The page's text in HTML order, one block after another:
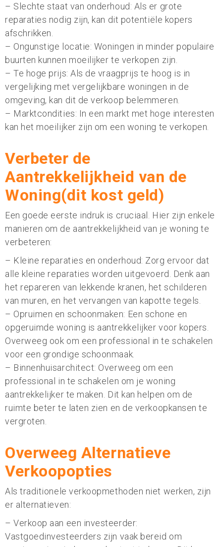
– Slechte staat van onderhoud: Als er grote
reparaties nodig zijn, kan dit potentiële kopers
afschrikken.
– Ongunstige locatie: Woningen in minder populaire
buurten kunnen moeilijker te verkopen zijn.
– Te hoge prijs: Als de vraagprijs te hoog is in
vergelijking met vergelijkbare woningen in de
omgeving, kan dit de verkoop belemmeren.
– Marktcondities: In een markt met hoge interesten
kan het moeilijker zijn om een woning te verkopen.
Verbeter de
Aantrekkelijkheid van de
Woning(dit kost geld)
Een goede eerste indruk is cruciaal. Hier zijn enkele
manieren om de aantrekkelijkheid van je woning te
verbeteren:
– Kleine reparaties en onderhoud: Zorg ervoor dat
alle kleine reparaties worden uitgevoerd. Denk aan
het repareren van lekkende kranen, het schilderen
van muren, en het vervangen van kapotte tegels.
– Opruimen en schoonmaken: Een schone en
opgeruimde woning is aantrekkelijker voor kopers.
Overweeg ook om een professional in te schakelen
voor een grondige schoonmaak.
– Binnenhuisarchitect: Overweeg om een
professional in te schakelen om je woning
aantrekkelijker te maken. Dit kan helpen om de
ruimte beter te laten zien en de verkoopkansen te
vergroten.
Overweeg Alternatieve
Verkoopopties
Als traditionele verkoopmethoden niet werken, zijn
er alternatieven:
– Verkoop aan een investeerder:
Vastgoedinvesteerders zijn vaak bereid om